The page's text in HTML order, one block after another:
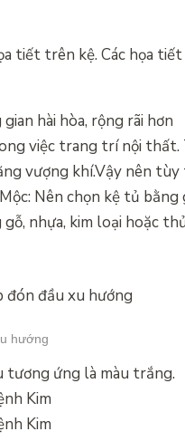
tiết trên kệ. Các họa
hài hòa, rộng rãi hơn
việc trang trí nội thất.
vượng khí.Vậy nên
Nên chọn kệ tủ bằng
nhựa, kim loại hoặc
hướng
tương ứng là màu trắng.
Kim
Kim